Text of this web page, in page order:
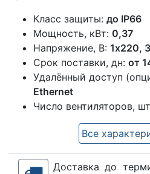
Класс защиты: до IP66
Мощность, кВт: 0,37
Напряжение, В: 1x220,
Срок поставки, дн: от
Удалённый доступ
Ethernet
Число вентиляторов,
Все
Доставка до